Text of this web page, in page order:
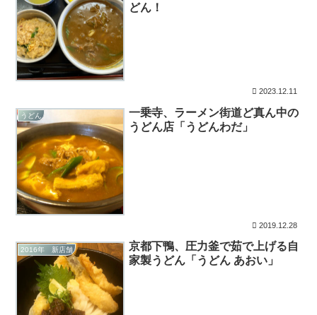
どん！
2023.12.11
うどん
一乗寺、ラーメン街道ど真ん中の
うどん店「うどんわだ」
2019.12.28
2016年 新店舗
京都下鴨、圧力釜で茹で上げる自
家製うどん「うどん あおい」